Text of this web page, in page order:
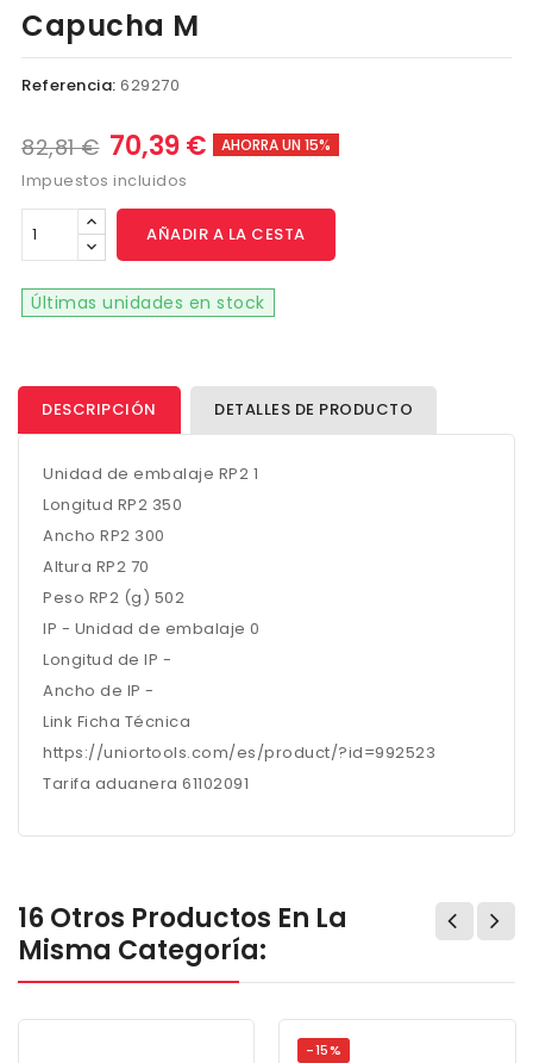
Capucha M
Referencia: 629270
82,81 € 70,39 € AHORRA UN 15%
Impuestos incluidos
AÑADIR A LA CESTA
Últimas unidades en stock
DESCRIPCIÓN DETALLES DE PRODUCTO
Unidad de embalaje RP2 1
Longitud RP2 350
Ancho RP2 300
Altura RP2 70
Peso RP2 (g) 502
IP - Unidad de embalaje 0
Longitud de IP -
Ancho de IP -
Link Ficha Técnica
https://uniortools.com/es/product/?id=992523
Tarifa aduanera 61102091
16 Otros Productos En La
Misma Categoría:
-15%